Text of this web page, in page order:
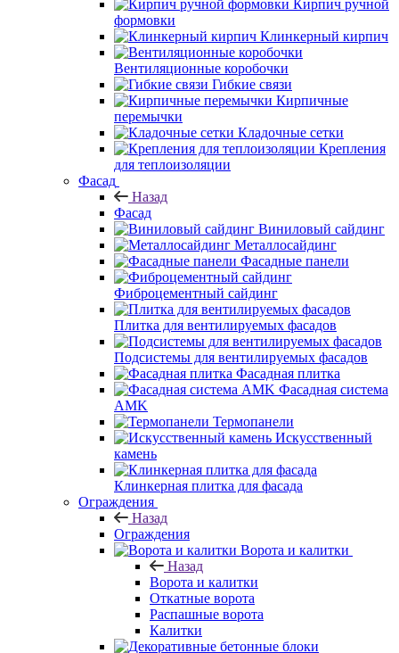
Кирпич ручной
формовки
Клинкерный кирпич
Вентиляционные коробочки
Гибкие связи
Кирпичные
перемычки
Кладочные сетки
Крепления
для теплоизоляции
Фасад
Назад
Фасад
Виниловый сайдинг
Металлосайдинг
Фасадные панели
Фиброцементный сайдинг
Плитка для вентилируемых фасадов
Подсистемы для вентилируемых фасадов
Фасадная плитка
Фасадная система
AMK
Термопанели
Искусственный
камень
Клинкерная плитка для фасада
Ограждения
Назад
Ограждения
Ворота и калитки
Назад
Ворота и калитки
Откатные ворота
Распашные ворота
Калитки